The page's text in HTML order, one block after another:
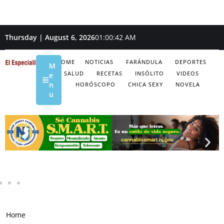
Thursday | August 6, 202601:00:43 AM
HOME NOTICIAS FARÁNDULA
DEPORTES
SALUD
RECETAS INSÓLITO
VIDEOS
HORÓSCOPO
CHICA SEXY NOVELA
M
e
n
u
Home